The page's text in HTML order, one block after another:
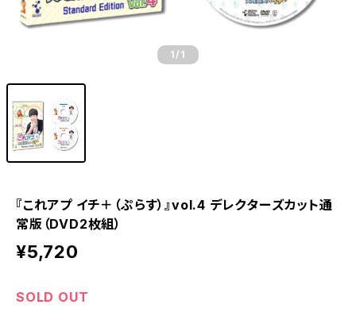
1 /1
『これアプ イチ＋（ぷらす）』vol.4 デレクターズカット通
常版（DVD2枚組）
¥5,720
SOLD OUT